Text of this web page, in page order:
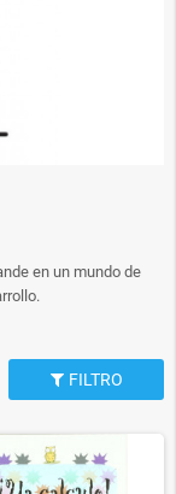
en un mundo de
FILTRO